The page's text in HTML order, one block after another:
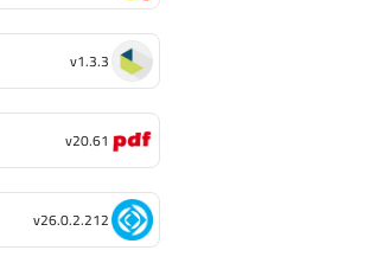
v1.3.3
v20.61
v26.0.2.212